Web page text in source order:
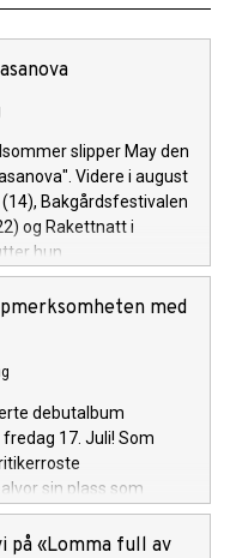
slipper May den
Videre i august
Bakgårdsfestivalen
og Rakettnatt i
hun
med
debutalbum
17. Juli! Som
sin plass som
og ujålete
på «Lomma full av